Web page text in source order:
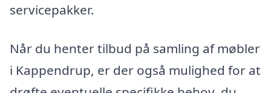
servicepakker.
Når du henter tilbud på samling af møbler
i Kappendrup, er der også mulighed for at